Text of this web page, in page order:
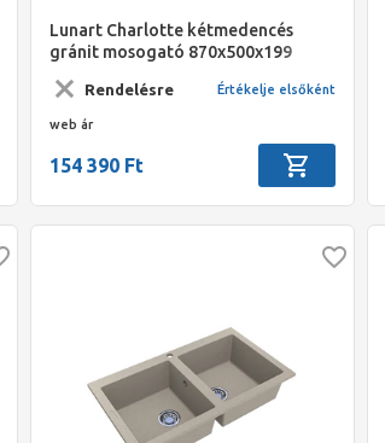
Lunart Charlotte kétmedencés
gránit mosogató 870x500x199
Rendelésre Értékelje elsőként
web ár
154 390 Ft